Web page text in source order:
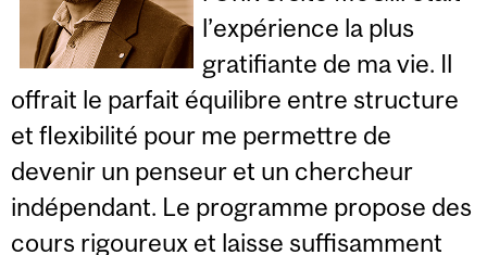
l’expérience la plus
gratifiante de ma vie. Il
offrait le parfait équilibre entre structure
et flexibilité pour me permettre de
devenir un penseur et un chercheur
indépendant. Le programme propose des
cours rigoureux et laisse suffisamment